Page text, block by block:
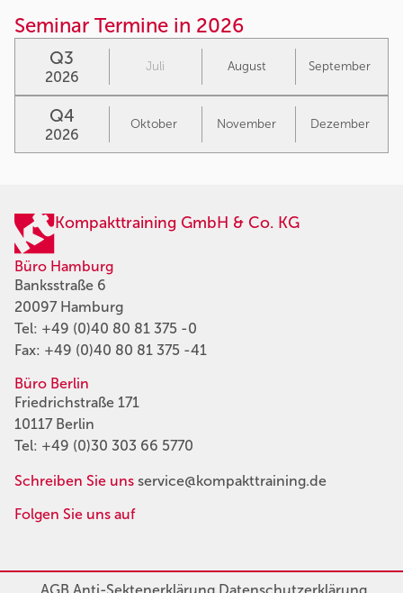
Seminar Termine in 2026
Q3
2026
Juli August September
Q4
2026
Oktober November Dezember
Kompakttraining GmbH & Co. KG
Büro Hamburg
Banksstraße 6
20097 Hamburg
Tel: +49 (0)40 80 81 375 -0
Fax: +49 (0)40 80 81 375 -41
Büro Berlin
Friedrichstraße 171
10117 Berlin
Tel: +49 (0)30 303 66 5770
Schreiben Sie uns service@kompakttraining.de
Folgen Sie uns auf